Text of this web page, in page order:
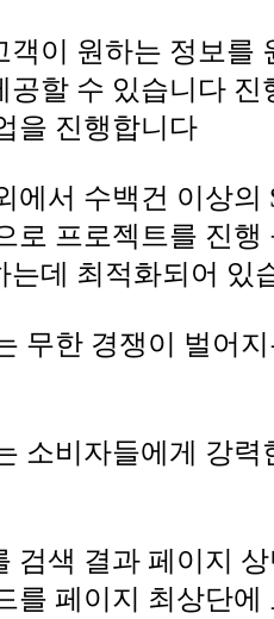
을 진행합니다
는데 최적화되어 있
를 페이지 최상단에